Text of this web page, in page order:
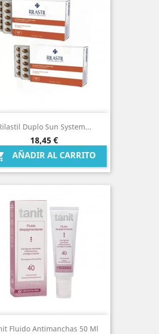
Duplo Sun System...
Precio
18,45 €
AÑADIR AL CARRITO
Fluido Antimanchas 50 Ml